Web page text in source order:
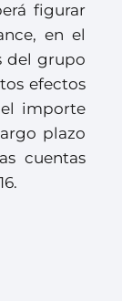
figurar
en el
del grupo
efectos
importe
plazo
cuentas